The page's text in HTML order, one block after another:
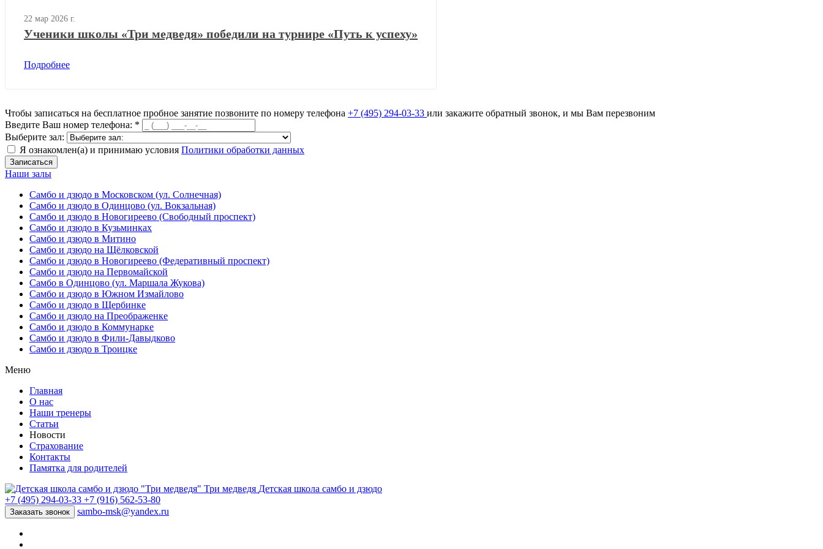
22 мар 2026 г.
Ученики школы «Три медведя» победили на турнире «Путь к успеху»
Подробнее
Чтобы записаться на бесплатное пробное занятие позвоните по номеру телефона +7 (495) 294-03-33 или закажите обратный звонок, и мы Вам перезвоним
Введите Ваш номер телефона: *
Выберите зал:
Я ознакомлен(а) и принимаю условия Политики обработки данных
Наши залы
Самбо и дзюдо в Московском (ул. Солнечная)
Самбо и дзюдо в Одинцово (ул. Вокзальная)
Самбо и дзюдо в Новогиреево (Свободный проспект)
Самбо и дзюдо в Кузьминках
Самбо и дзюдо в Митино
Самбо и дзюдо на Щёлковской
Самбо и дзюдо в Новогиреево (Федеративный проспект)
Самбо и дзюдо на Первомайской
Самбо в Одинцово (ул. Маршала Жукова)
Самбо и дзюдо в Южном Измайлово
Самбо и дзюдо в Щербинке
Самбо и дзюдо на Преображенке
Самбо и дзюдо в Коммунарке
Самбо и дзюдо в Фили-Давыдково
Самбо и дзюдо в Троицке
Меню
Главная
О нас
Наши тренеры
Статьи
Новости
Страхование
Контакты
Памятка для родителей
Три медведя Детская школа самбо и дзюдо
+7 (495) 294-03-33 +7 (916) 562-53-80
Заказать звонок sambo-msk@yandex.ru